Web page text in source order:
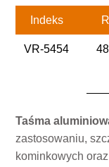
Indeks
VR-5454
Taśma
zastosowaniu,
kominkowych